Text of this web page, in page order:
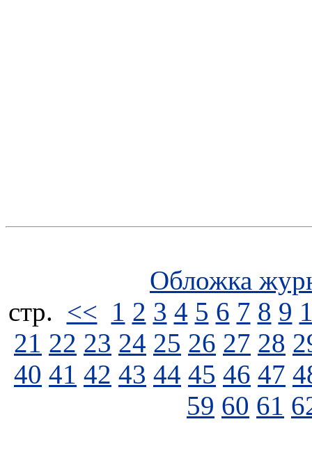
Обложка
стp. << 1 2 3 4 5 6 7 8 9
21 22 23 24 25 26 27 28
40 41 42 43 44 45 46 47
59 60 61